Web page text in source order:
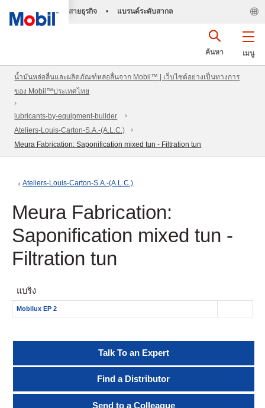
สายธุรกิจ • แบรนด์ระดับสากล
เมนู
ค้นหา
น้ำมันหล่อลื่นและผลิตภัณฑ์หล่อลื่นจาก Mobil™ | เว็บไซต์อย่างเป็นทางการ
ของ Mobil™ประเทศไทย
lubricants-by-equipment-builder
Ateliers-Louis-Carton-S.A.-(A.L.C.)
Meura Fabrication: Saponification mixed tun - Filtration tun
Ateliers-Louis-Carton-S.A.-(A.L.C.)
Meura Fabrication:
Saponification mixed tun -
Filtration tun
แบริ่ง
Mobilux EP 2
Talk To an Expert
Find a Distributor
Send to a Colleague